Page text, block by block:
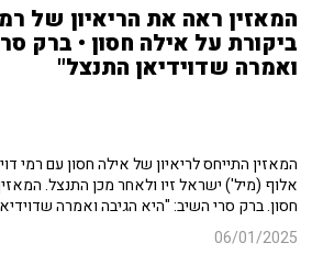
המאזין ראה את הריאיון של
ביקורת על אילה חסון • ברק
ואמרה שדוידיאן התנצל"
המאזין התייחס לריאיון של אילה חסון עם רמי
אלוף (מיל') ישראל זיו ולאחר מכן התנצל.
חסון. ברק סרי השיב: "היא הגיבה ואמרה
06/01/2025